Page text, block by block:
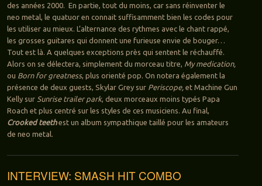
des années 2000. En partie, tout du moins, car sans réinventer le
neo metal, le quatuor en connait suffisamment bien les codes pour
les utiliser au mieux. L’alternance des rythmes avec le chant rappé,
les grosses guitares qui donnent une furieuse envie de bouger…
Tout est là. A quelques exceptions près qui sentent le réchauffé.
Alors on se délectera, simplement du morceau titre, My medication,
ou Born for greatness, plus orienté pop. On notera également la
présence de deux guests, Skylar Grey sur Periscope,et Machine Gun
Kelly sur Sunrise trailer park, deux morceaux moins typés Papa
Roach et plus centré sur les styles de ces musiciens. Au final,
Crooked teethest un album sympathique taillé pour les amateurs
de neo metal.
INTERVIEW: SMASH HIT COMBO